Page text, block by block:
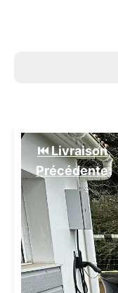
⏮️ Livraison
Précédente